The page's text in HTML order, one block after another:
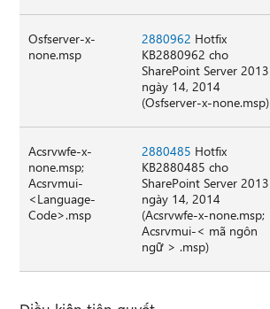
Osfserver-x-
none.msp
2880962 Hotfix
KB2880962 cho
SharePoint Server 2013
ngày 14, 2014
(Osfserver-x-none.msp)
Acsrvwfe-x-
none.msp;
Acsrvmui-
<Language-
Code>.msp
2880485 Hotfix
KB2880485 cho
SharePoint Server 2013
ngày 14, 2014
(Acsrvwfe-x-none.msp;
Acsrvmui-< mã ngôn
ngữ > .msp)